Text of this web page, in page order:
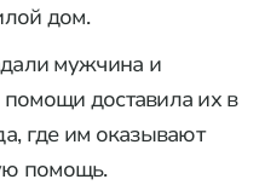
дом.
мужчина и
доставила их в
где им оказывают
помощь.